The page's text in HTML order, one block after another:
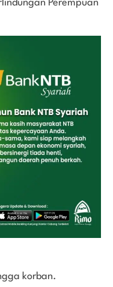
Perempuan
korban.